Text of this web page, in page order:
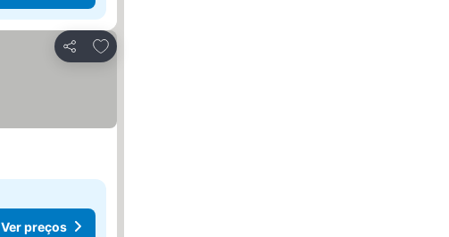
Partilhar
Adicionar aos favoritos
Ver preços